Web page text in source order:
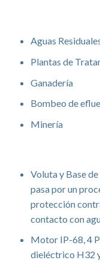
Aguas
Plantas de
Ganadería
Bombeo de
Minería
Voluta y Base
pasa por un
protección
contacto con
Motor IP-68, 4
dieléctrico H32